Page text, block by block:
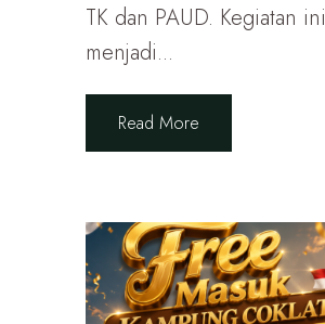
TK dan PAUD. Kegiatan ini
menjadi...
Read More